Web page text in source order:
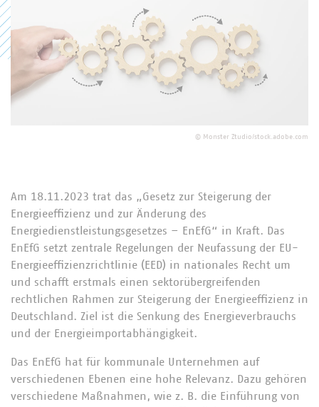
© Monster Ztudio/stock.adobe.com
Am 18.11.2023 trat das „Gesetz zur Steigerung der
Energieeffizienz und zur Änderung des
Energiedienstleistungsgesetzes – EnEfG“ in Kraft. Das
EnEfG setzt zentrale Regelungen der Neufassung der EU-
Energieeffizienzrichtlinie (EED) in nationales Recht um
und schafft erstmals einen sektorübergreifenden
rechtlichen Rahmen zur Steigerung der Energieeffizienz in
Deutschland. Ziel ist die Senkung des Energieverbrauchs
und der Energieimportabhängigkeit.
Das EnEfG hat für kommunale Unternehmen auf
verschiedenen Ebenen eine hohe Relevanz. Dazu gehören
verschiedene Maßnahmen, wie z. B. die Einführung von